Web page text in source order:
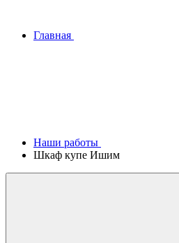
Главная
Наши работы
Шкаф купе Ишим